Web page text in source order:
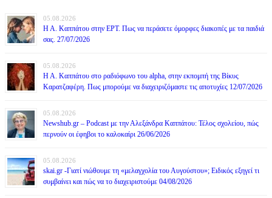
05.08.2026
Η Α. Καππάτου στην ΕΡΤ. Πως να περάσετε όμορφες διακοπές με τα παιδιά
σας. 27/07/2026
05.08.2026
Η Α. Καππάτου στο ραδιόφωνο του alpha, στην εκπομπή της Βίκυς
Καρατζαφέρη. Πως μπορούμε να διαχειριζόμαστε τις αποτυχίες 12/07/2026
05.08.2026
Newshub.gr – Podcast με την Αλεξάνδρα Καππάτου: Τέλος σχολείου, πώς
περνούν οι έφηβοι το καλοκαίρι 26/06/2026
05.08.2026
skai.gr -Γιατί νιώθουμε τη «μελαγχολία του Αυγούστου»; Ειδικός εξηγεί τι
συμβαίνει και πώς να το διαχειριστούμε 04/08/2026